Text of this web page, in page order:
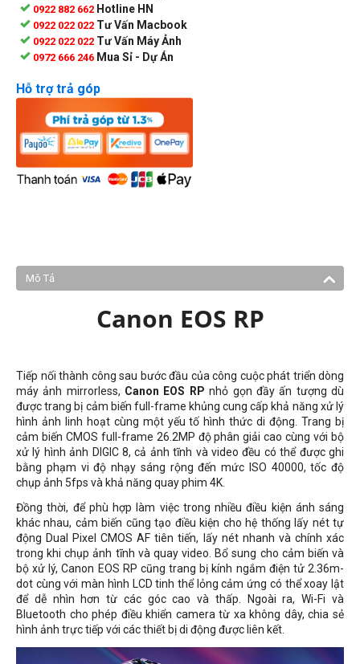
0922 882 662 Hotline HN
0922 022 022 Tư Vấn Macbook
0922 022 022 Tư Vấn Máy Ảnh
0972 666 246 Mua Sỉ - Dự Án
Hỗ trợ trả góp
Mô Tả
Canon EOS RP
Tiếp nối thành công sau bước đầu của công cuộc phát triển dòng
máy ảnh mirrorless, Canon EOS RPnhỏ gọn đầy ấn tượng dù
được trang bị cảm biến full-frame khủng cung cấp khả năng xử lý
hình ảnh linh hoạt cùng một yếu tố hình thức di động. Trang bị
cảm biến CMOS full-frame 26.2MP độ phân giải cao cùng với bộ
xử lý hình ảnh DIGIC 8, cả ảnh tĩnh và video đều có thể được ghi
bằng phạm vi độ nhạy sáng rộng đến mức ISO 40000, tốc độ
chụp ảnh 5fps và khả năng quay phim 4K.
Đồng thời, để phù hợp làm việc trong nhiều điều kiện ánh sáng
khác nhau, cảm biến cũng tạo điều kiện cho hệ thống lấy nét tự
động Dual Pixel CMOS AF tiên tiến, lấy nét nhanh và chính xác
trong khi chụp ảnh tĩnh và quay video. Bổ sung cho cảm biến và
bộ xử lý, Canon EOS RP cũng trang bị kính ngắm điện tử 2.36m-
dot cùng với màn hình LCD tinh thể lỏng cảm ứng có thể xoay lật
để dễ nhìn hơn từ các góc cao và thấp. Ngoài ra, Wi-Fi và
Bluetooth cho phép điều khiển camera từ xa không dây, chia sẻ
hình ảnh trực tiếp với các thiết bị di động được liên kết.